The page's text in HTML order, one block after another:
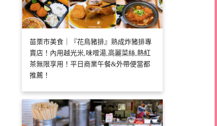
苗栗市美食｜『花鳥豬排』熟成炸豬排專
賣店！內用越光米,味噌湯,高麗菜絲,熱紅
茶無限享用！平日商業午餐&外帶便當都
推薦！